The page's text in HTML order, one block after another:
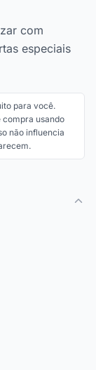
com
especiais
para você.
compra usando
não influencia